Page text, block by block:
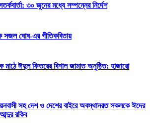
৩০ জুনের মধ্যে সম্পন্নের নির্দেশ
সজল ঘোষ-এর গীতিকবিতায়
ঈদুল ফিতরের বিশাল জামাত অনুষ্ঠিত: হাজারো
সহ দেশ ও দেশের বাইরে অবস্থানরত সকলকে ঈদের
রকিব